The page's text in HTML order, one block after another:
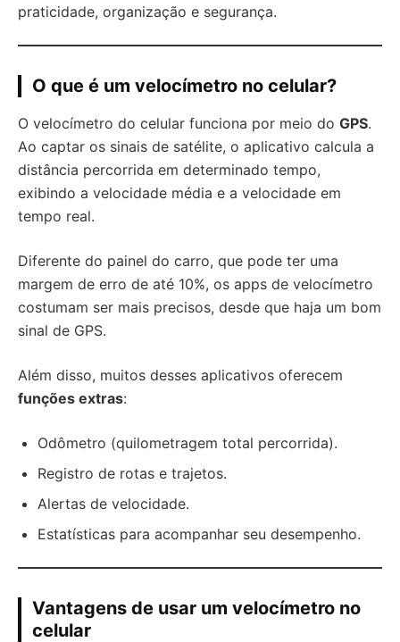
praticidade, organização e segurança.
O que é um velocímetro no celular?
O velocímetro do celular funciona por meio do GPS.
Ao captar os sinais de satélite, o aplicativo calcula a
distância percorrida em determinado tempo,
exibindo a velocidade média e a velocidade em
tempo real.
Diferente do painel do carro, que pode ter uma
margem de erro de até 10%, os apps de velocímetro
costumam ser mais precisos, desde que haja um bom
sinal de GPS.
Além disso, muitos desses aplicativos oferecem
funções extras:
Odômetro (quilometragem total percorrida).
Registro de rotas e trajetos.
Alertas de velocidade.
Estatísticas para acompanhar seu desempenho.
Vantagens de usar um velocímetro no
celular